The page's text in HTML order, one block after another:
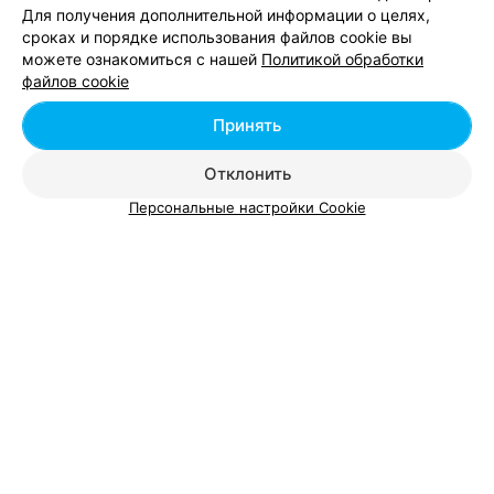
Магазины оптики возле метро Академия наук
Магазины оптики возле метро Автозаводская
Для получения дополнительной информации о целях,
сроках и порядке использования файлов cookie вы
можете ознакомиться с нашей Политикой обработки
файлов cookie
Отклонить
Принять
Персональные настройки Cookie